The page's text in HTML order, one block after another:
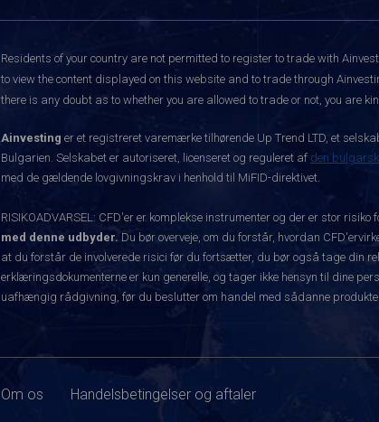
Residents of your country are not permitted to register to trade with
to view the content displayed on this website and to trade through
there is any doubt as to whether you are allowed to trade or not, you are
Ainvesting er et registreret varemærke tilhørende Up Trend LTD, et
Bulgarien. Selskabet er autoriseret, licenseret og reguleret af den
med de gældende lovgivningskrav i henhold til MiFID-direktivet.
RISIKOADVARSEL: CFD'er er komplekse instrumenter og der er stor
med denne udbyder. Du bør overveje, om du forstår, hvordan
at du forstår de involverede risici før du fortsætter, du bør også tage din
erklæringsdokumenterne er kun generelle, og tager ikke hensyn til dine
uafhængig rådgivning, før du beslutter om handel med sådanne
Om os Handelsbetingelser og aftaler